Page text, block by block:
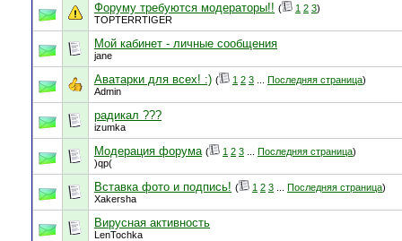
Форуму требуются модераторы!! ( 1 2 3)
TOPTERRTIGER
Мой кабинет - личные сообщения
jane
Аватарки для всех! :) ( 1 2 3 Последняя страница)
Admin
радикал ???
izumka
Модерация форума ( 1 2 3 Последняя страница)
)qp(
Вставка фото и подпись! ( 1 2 3 Последняя страница)
Xakersha
Вирусная активность
LenTochka